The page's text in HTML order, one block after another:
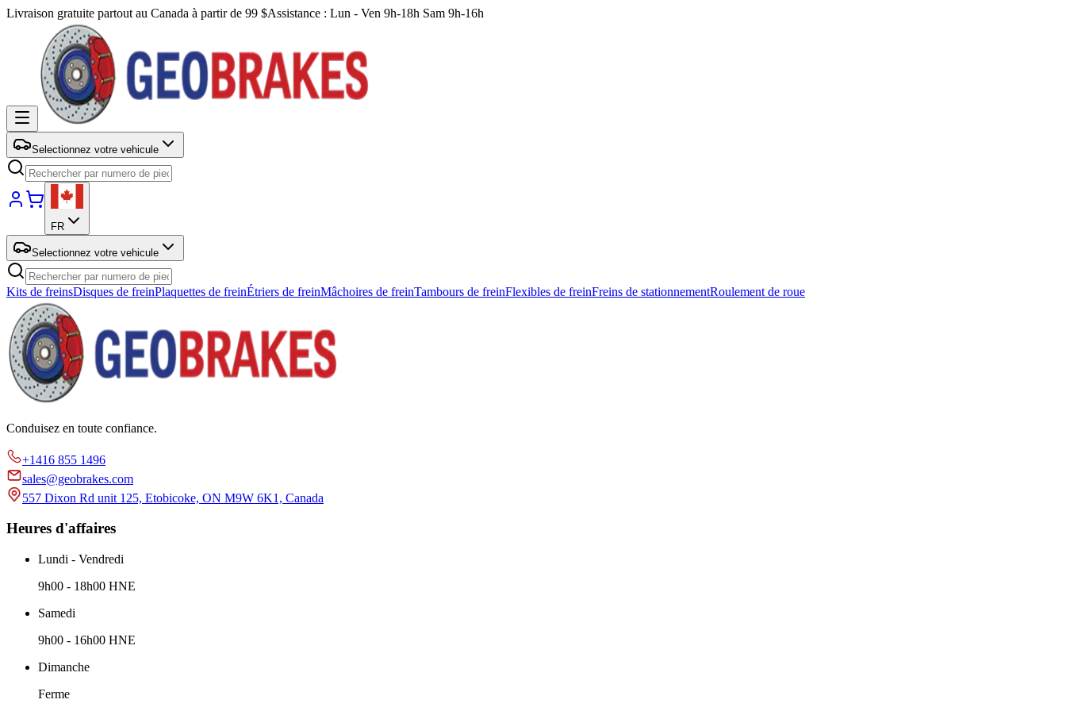
Livraison gratuite partout au Canada à partir de 99 $Assistance : Lun - Ven 9h-18h Sam 9h-16h
Selectionnez votre vehicule
FR
Selectionnez votre vehicule
Kits de freinsDisques de freinPlaquettes de freinÉtriers de freinMâchoires de freinTambours de freinFlexibles de freinFreins de stationnementRoulement de roue
Conduisez en toute confiance.
+1416 855 1496
sales@geobrakes.com
557 Dixon Rd unit 125, Etobicoke, ON M9W 6K1, Canada
Heures d'affaires
Lundi - Vendredi
9h00 - 18h00 HNE
Samedi
9h00 - 16h00 HNE
Dimanche
Ferme